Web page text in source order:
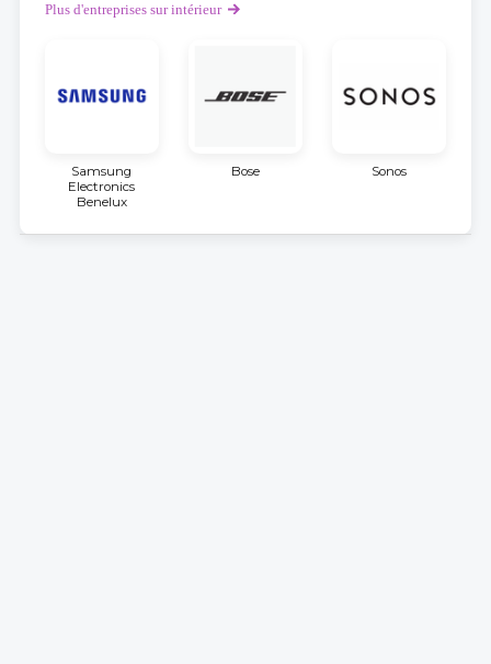
Plus d'entreprises sur intérieur
Samsung
Electronics
Benelux
Bose Sonos